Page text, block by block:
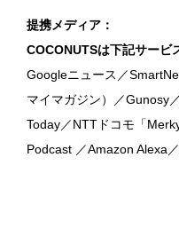
提携メディア：
COCONUTSは下記サービ
Googleニュース／
マイマガジン）／Gunosy
Today／NTTドコモ「
Podcast ／Amazon Alexa